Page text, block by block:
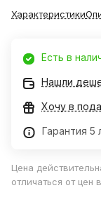
Характеристики
Есть в
Нашли
Хочу в
Гарантия 5
Цена
отличаться от цен